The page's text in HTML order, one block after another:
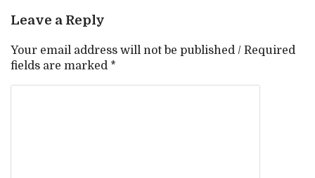
Leave a Reply
Your email address will not be published / Required
fields are marked *